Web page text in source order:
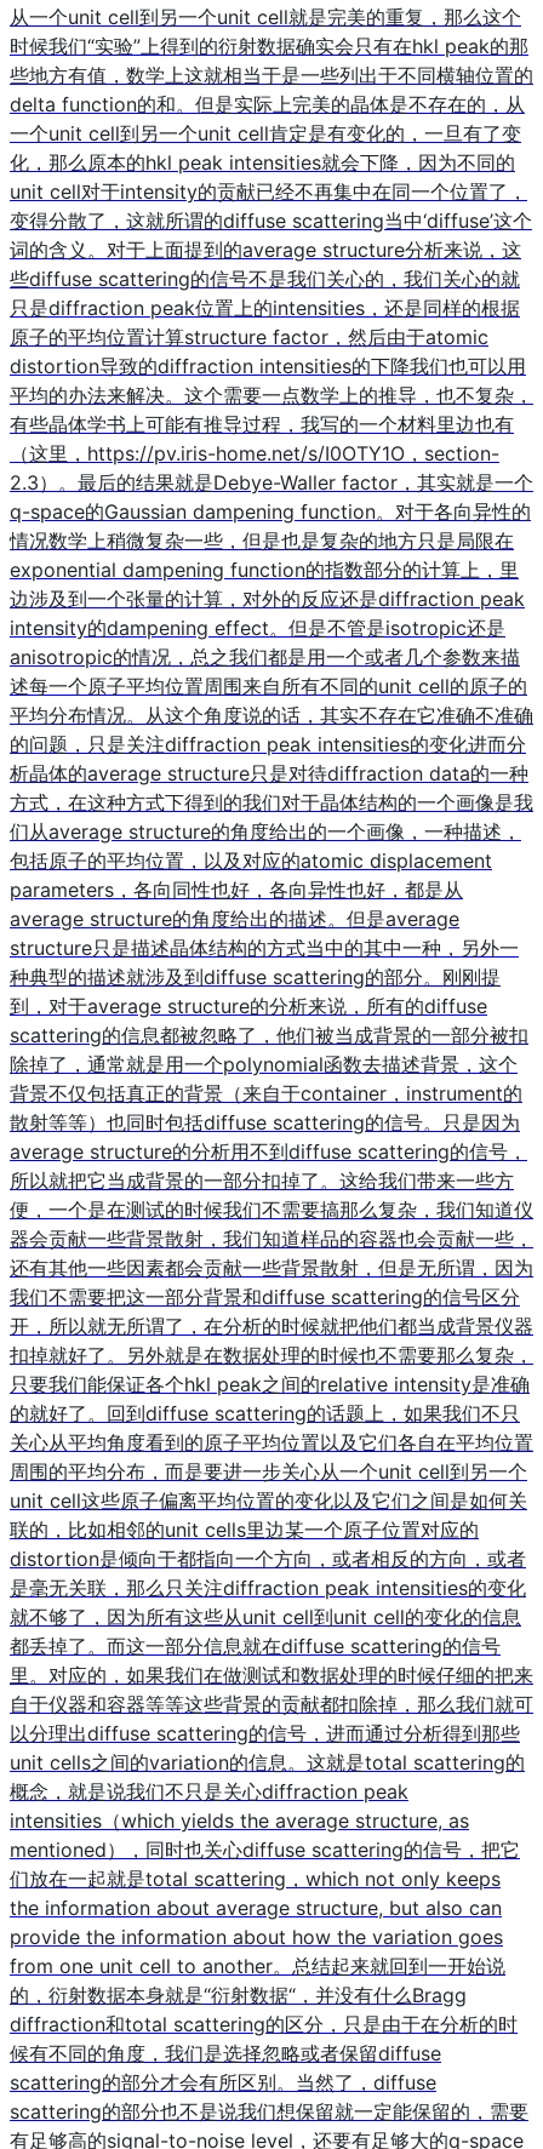
从一个unit cell到另一个unit cell就是完美的重复，那么这个
时候我们“实验”上得到的衍射数据确实会只有在hkl peak的那
些地方有值，数学上这就相当于是一些列出于不同横轴位置的
delta function的和。但是实际上完美的晶体是不存在的，从
一个unit cell到另一个unit cell肯定是有变化的，一旦有了变
化，那么原本的hkl peak intensities就会下降，因为不同的
unit cell对于intensity的贡献已经不再集中在同一个位置了，
变得分散了，这就所谓的diffuse scattering当中‘diffuse’这个
词的含义。对于上面提到的average structure分析来说，这
些diffuse scattering的信号不是我们关心的，我们关心的就
只是diffraction peak位置上的intensities，还是同样的根据
原子的平均位置计算structure factor，然后由于atomic
distortion导致的diffraction intensities的下降我们也可以用
平均的办法来解决。这个需要一点数学上的推导，也不复杂，
有些晶体学书上可能有推导过程，我写的一个材料里边也有
（这里，https://pv.iris-home.net/s/I0OTY1O，section-
2.3）。最后的结果就是Debye-Waller factor，其实就是一个
q-space的Gaussian dampening function。对于各向异性的
情况数学上稍微复杂一些，但是也是复杂的地方只是局限在
exponential dampening function的指数部分的计算上，里
边涉及到一个张量的计算，对外的反应还是diffraction peak
intensity的dampening effect。但是不管是isotropic还是
anisotropic的情况，总之我们都是用一个或者几个参数来描
述每一个原子平均位置周围来自所有不同的unit cell的原子的
平均分布情况。从这个角度说的话，其实不存在它准确不准确
的问题，只是关注diffraction peak intensities的变化进而分
析晶体的average structure只是对待diffraction data的一种
方式，在这种方式下得到的我们对于晶体结构的一个画像是我
们从average structure的角度给出的一个画像，一种描述，
包括原子的平均位置，以及对应的atomic displacement
parameters，各向同性也好，各向异性也好，都是从
average structure的角度给出的描述。但是average
structure只是描述晶体结构的方式当中的其中一种，另外一
种典型的描述就涉及到diffuse scattering的部分。刚刚提
到，对于average structure的分析来说，所有的diffuse
scattering的信息都被忽略了，他们被当成背景的一部分被扣
除掉了，通常就是用一个polynomial函数去描述背景，这个
背景不仅包括真正的背景（来自于container，instrument的
散射等等）也同时包括diffuse scattering的信号。只是因为
average structure的分析用不到diffuse scattering的信号，
所以就把它当成背景的一部分扣掉了。这给我们带来一些方
便，一个是在测试的时候我们不需要搞那么复杂，我们知道仪
器会贡献一些背景散射，我们知道样品的容器也会贡献一些，
还有其他一些因素都会贡献一些背景散射，但是无所谓，因为
我们不需要把这一部分背景和diffuse scattering的信号区分
开，所以就无所谓了，在分析的时候就把他们都当成背景仪器
扣掉就好了。另外就是在数据处理的时候也不需要那么复杂，
只要我们能保证各个hkl peak之间的relative intensity是准确
的就好了。回到diffuse scattering的话题上，如果我们不只
关心从平均角度看到的原子平均位置以及它们各自在平均位置
周围的平均分布，而是要进一步关心从一个unit cell到另一个
unit cell这些原子偏离平均位置的变化以及它们之间是如何关
联的，比如相邻的unit cells里边某一个原子位置对应的
distortion是倾向于都指向一个方向，或者相反的方向，或者
是毫无关联，那么只关注diffraction peak intensities的变化
就不够了，因为所有这些从unit cell到unit cell的变化的信息
都丢掉了。而这一部分信息就在diffuse scattering的信号
里。对应的，如果我们在做测试和数据处理的时候仔细的把来
自于仪器和容器等等这些背景的贡献都扣除掉，那么我们就可
以分理出diffuse scattering的信号，进而通过分析得到那些
unit cells之间的variation的信息。这就是total scattering的
概念，就是说我们不只是关心diffraction peak
intensities（which yields the average structure, as
mentioned），同时也关心diffuse scattering的信号，把它
们放在一起就是total scattering，which not only keeps
the information about average structure, but also can
provide the information about how the variation goes
from one unit cell to another。总结起来就回到一开始说
的，衍射数据本身就是“衍射数据“，并没有什么Bragg
diffraction和total scattering的区分，只是由于在分析的时
候有不同的角度，我们是选择忽略或者保留diffuse
scattering的部分才会有所区别。当然了，diffuse
scattering的部分也不是说我们想保留就一定能保留的，需要
有足够高的signal-to-noise level，还要有足够大的q-space